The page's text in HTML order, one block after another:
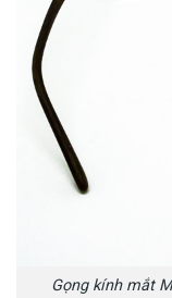
Gọng kính mắt